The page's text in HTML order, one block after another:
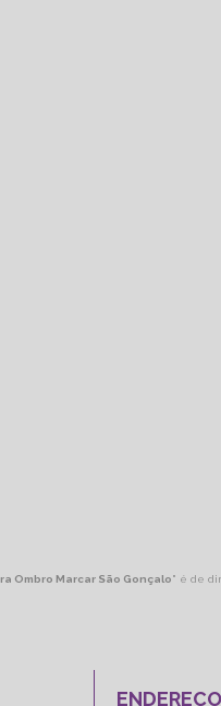
Ombro Marcar São Gonçalo" é de
ENDEREÇO